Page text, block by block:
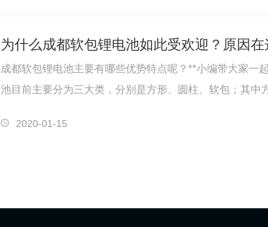
为什么成都软包锂电池如此受欢迎？原因在
成都软包锂电池主要有哪些优势特点呢？**小编带大家一
池目前主要分为三大类，分别是方形、圆柱、软包；其中
2020-01-15